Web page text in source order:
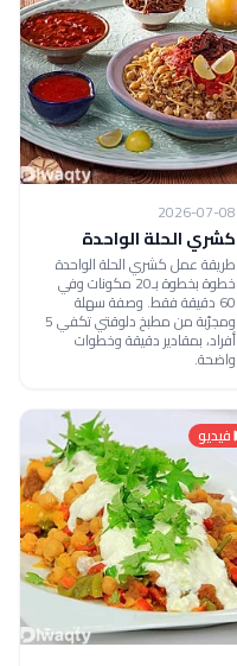
2026-07-08
كشري الحلة الواحدة
طريقة عمل كشري الحلة الواحدة
خطوة بخطوة بـ20 مكونات وفي
60 دقيقة فقط. وصفة سهلة
ومجرّبة من مطبخ دلوقتي تكفي 5
أفراد، بمقادير دقيقة وخطوات
واضحة.
فيديو